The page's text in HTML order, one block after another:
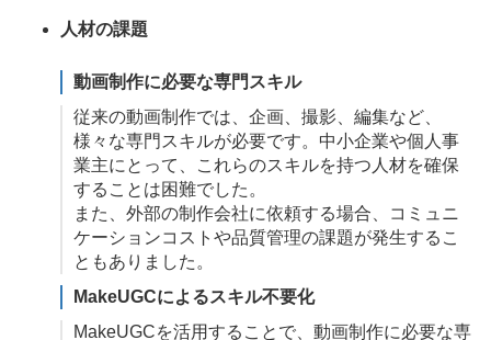
人材の課題
動画制作に必要な専門スキル
従来の動画制作では、企画、撮影、編集など、
様々な専門スキルが必要です。中小企業や個人事
業主にとって、これらのスキルを持つ人材を確保
することは困難でした。
また、外部の制作会社に依頼する場合、コミュニ
ケーションコストや品質管理の課題が発生するこ
ともありました。
MakeUGCによるスキル不要化
MakeUGCを活用することで、動画制作に必要な専